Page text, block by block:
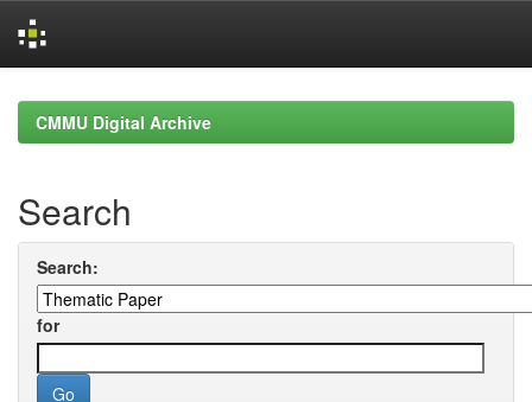
navigationCMMU Digital Archive
Search
Search:
for